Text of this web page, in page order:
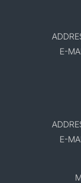
E-
E-